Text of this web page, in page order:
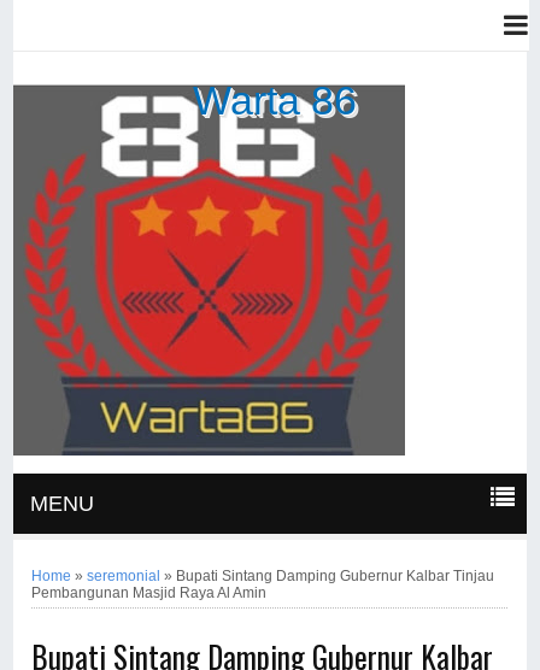
Warta 86
MENU
Home »seremonial » Bupati Sintang Damping Gubernur Kalbar Tinjau
Pembangunan Masjid Raya Al Amin
Bupati Sintang Damping Gubernur Kalbar